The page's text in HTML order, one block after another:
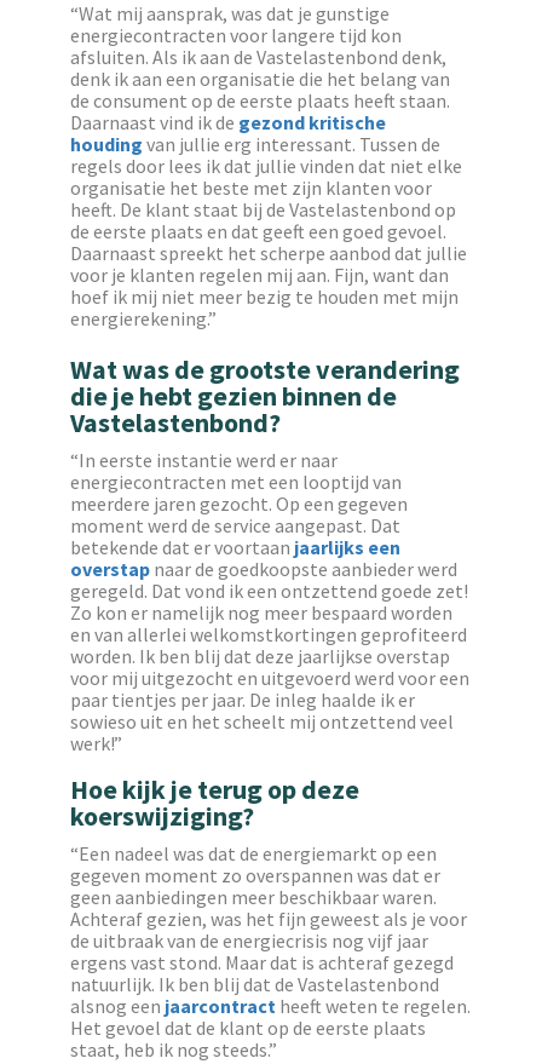
“Wat mij aansprak, was dat je gunstige
energiecontracten voor langere tijd kon
afsluiten. Als ik aan de Vastelastenbond denk,
denk ik aan een organisatie die het belang van
de consument op de eerste plaats heeft staan.
Daarnaast vind ik de gezond kritische
houding van jullie erg interessant. Tussen de
regels door lees ik dat jullie vinden dat niet elke
organisatie het beste met zijn klanten voor
heeft. De klant staat bij de Vastelastenbond op
de eerste plaats en dat geeft een goed gevoel.
Daarnaast spreekt het scherpe aanbod dat jullie
voor je klanten regelen mij aan. Fijn, want dan
hoef ik mij niet meer bezig te houden met mijn
energierekening.”
Wat was de grootste verandering
die je hebt gezien binnen de
Vastelastenbond?
“In eerste instantie werd er naar
energiecontracten met een looptijd van
meerdere jaren gezocht. Op een gegeven
moment werd de service aangepast. Dat
betekende dat er voortaan jaarlijks een
overstapnaar de goedkoopste aanbieder werd
geregeld. Dat vond ik een ontzettend goede zet!
Zo kon er namelijk nog meer bespaard worden
en van allerlei welkomstkortingen geprofiteerd
worden. Ik ben blij dat deze jaarlijkse overstap
voor mij uitgezocht en uitgevoerd werd voor een
paar tientjes per jaar. De inleg haalde ik er
sowieso uit en het scheelt mij ontzettend veel
werk!”
Hoe kijk je terug op deze
koerswijziging?
“Een nadeel was dat de energiemarkt op een
gegeven moment zo overspannen was dat er
geen aanbiedingen meer beschikbaar waren.
Achteraf gezien, was het fijn geweest als je voor
de uitbraak van de energiecrisis nog vijf jaar
ergens vast stond. Maar dat is achteraf gezegd
natuurlijk. Ik ben blij dat de Vastelastenbond
alsnog een jaarcontractheeft weten te regelen.
Het gevoel dat de klant op de eerste plaats
staat, heb ik nog steeds.”